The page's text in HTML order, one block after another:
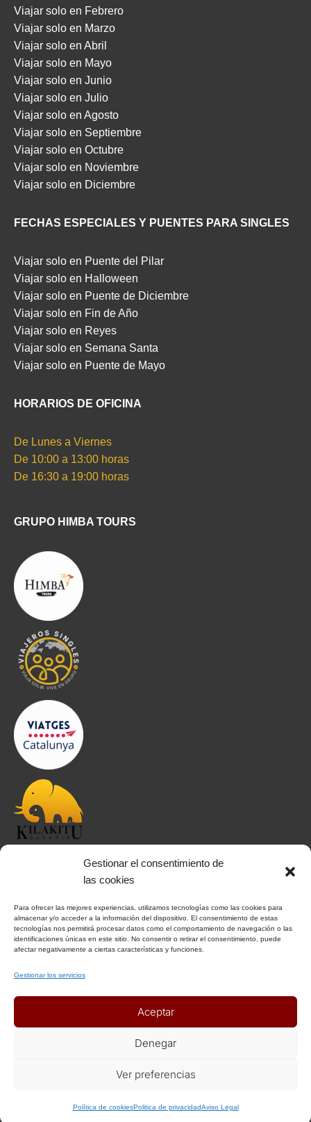
Gestionar el consentimiento de
las cookies
Para ofrecer las mejores experiencias, utilizamos tecnologías como las cookies para
almacenar y/o acceder a la información del dispositivo. El consentimiento de estas
tecnologías nos permitirá procesar datos como el comportamiento de navegación o las
identificaciones únicas en este sitio. No consentir o retirar el consentimiento, puede
afectar negativamente a ciertas características y funciones.
Gestionar los servicios
Aceptar
Denegar
Ver preferencias
Política de cookiesPolitica de privacidadAviso Legal
Viajar solo en Febrero
Viajar solo en Marzo
Viajar solo en Abril
Viajar solo en Mayo
Viajar solo en Junio
Viajar solo en Julio
Viajar solo en Agosto
Viajar solo en Septiembre
Viajar solo en Octubre
Viajar solo en Noviembre
Viajar solo en Diciembre
FECHAS ESPECIALES Y PUENTES PARA SINGLES
Viajar solo en Puente del Pilar
Viajar solo en Halloween
Viajar solo en Puente de Diciembre
Viajar solo en Fin de Año
Viajar solo en Reyes
Viajar solo en Semana Santa
Viajar solo en Puente de Mayo
HORARIOS DE OFICINA
De Lunes a Viernes
De 10:00 a 13:00 horas
De 16:30 a 19:00 horas
GRUPO HIMBA TOURS
INFORMACIÓN
Aviso Legal
Política de Privacidad
Política de Cookies
ENLACES DE INTERÉS
Recomendaciones de viaje del Ministerio de Exterior